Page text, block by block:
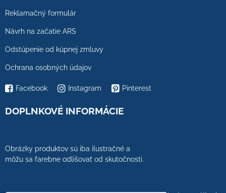
Reklamačný formulár
Návrh na začatie ARS
Odstúpenie od kúpnej zmluvy
Ochrana osobných údajov
Facebook Instagram Pinterest
DOPLNKOVÉ INFORMÁCIE
Obrázky produktov sú iba ilustračné a
môžu sa farebne odlišovať od skutočnosti.